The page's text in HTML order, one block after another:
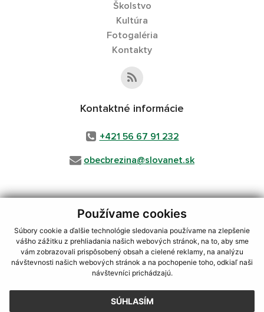
Používame cookies
Súbory cookie a ďalšie technológie sledovania používame na zlepšenie
vášho zážitku z prehliadania našich webových stránok, na to, aby sme
vám zobrazovali prispôsobený obsah a cielené reklamy, na analýzu
návštevnosti našich webových stránok a na pochopenie toho, odkiaľ naši
návštevníci prichádzajú.
SÚHLASÍM
Školstvo
Kultúra
Fotogaléria
Kontakty
Kontaktné informácie
+421 56 67 91 232
obecbrezina@slovanet.sk
využite možnosť získavania aktuálnych informácií s využitím RSS
CMS systém (redakčný) systém ECHELON 2,
Mapa stránok web portál
webhosting, webex.digital, s.r.o.,domény,registrácia domény,
spoločnosť webex.digital, s.r.o.,technický prevádzkovateľ
Posledná aktualizácia:31.07.2026
Vytlačiť stránku|Vyhlásenie o prístupnosti
Autorské práva|Cookies